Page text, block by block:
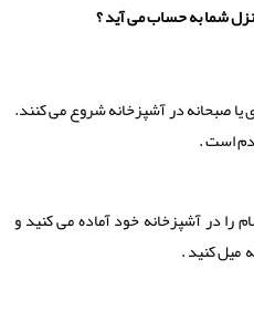
شما به حساب می آید ؟
صبحانه در آشپزخانه شروع می کنند.
است .
را در آشپزخانه خود آماده می کنید و
کنید .